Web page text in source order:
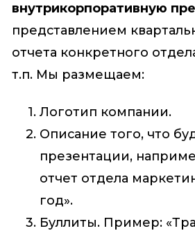
внутрикорпоративную
представлением
отчета конкретного
т.п. Мы размещаем:
Логотип компании.
Описание того, что
презентации,
отчет отдела
год».
Буллиты. Пример: